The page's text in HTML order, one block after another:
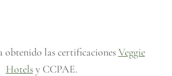
obtenido las certificacionesVeggie
Hotelsy CCPAE.